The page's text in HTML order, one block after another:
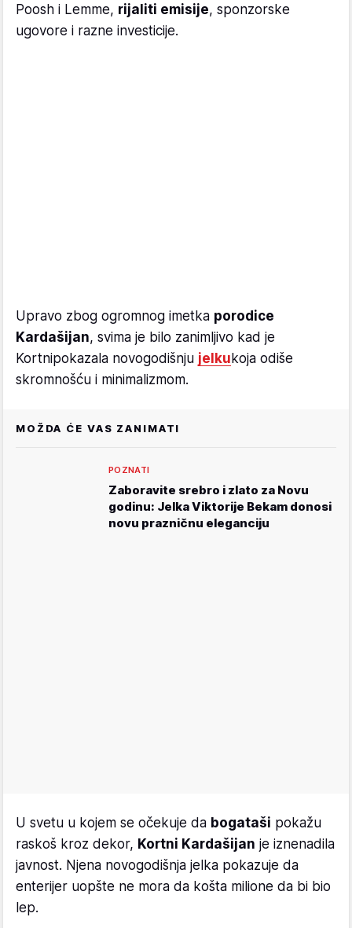
Poosh i Lemme, rijaliti emisije, sponzorske
ugovore i razne investicije.
Upravo zbog ogromnog imetka porodice
Kardašijan, svima je bilo zanimljivo kad je
Kortnipokazala novogodišnju jelkukoja odiše
skromnošću i minimalizmom.
MOŽDA ĆE VAS ZANIMATI
POZNATI
Zaboravite srebro i zlato za Novu
godinu: Jelka Viktorije Bekam donosi
novu prazničnu eleganciju
U svetu u kojem se očekuje da bogataši pokažu
raskoš kroz dekor, Kortni Kardašijan je iznenadila
javnost. Njena novogodišnja jelka pokazuje da
enterijer uopšte ne mora da košta milione da bi bio
lep.